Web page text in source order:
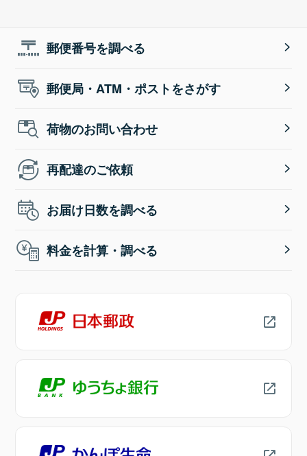
郵便番号を調べる
郵便局・ATM・ポストをさがす
荷物のお問い合わせ
再配達のご依頼
お届け日数を調べる
料金を計算・調べる